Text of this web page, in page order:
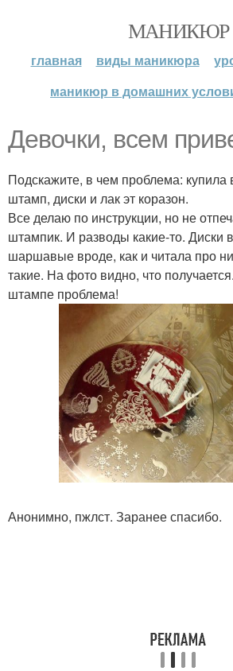
МАНИКЮР
главная виды маникюра
маникюр в домашних
Девочки, всем
Подскажите, в чем проблема: купила
штамп, диски и лак эт коразон.
Все делаю по инструкции, но не
штампик. И разводы какие-то. Диски
шаршавые вроде, как и читала про
такие. На фото видно, что
штампе проблема!
Анонимно, пжлст. Заранее спасибо.